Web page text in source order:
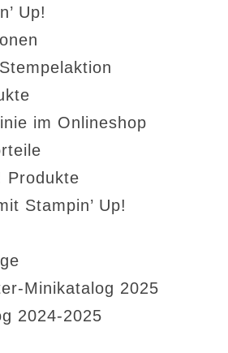
Up!
im Onlineshop
Produkte
Stampin’ Up!
Minikatalog 2025
2024-2025